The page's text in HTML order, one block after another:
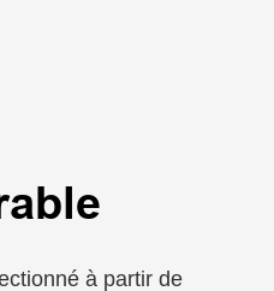
à partir de